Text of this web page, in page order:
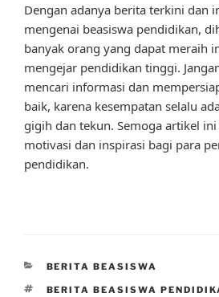
Dengan adanya berita terkini dan
mengenai beasiswa pendidikan,
banyak orang yang dapat meraih
mengejar pendidikan tinggi.
mencari informasi dan
baik, karena kesempatan selalu
gigih dan tekun. Semoga artikel
motivasi dan inspirasi bagi para
pendidikan.
CATEGORIES
BERITA BEASISWA
TAGS
BERITA BEASISWA